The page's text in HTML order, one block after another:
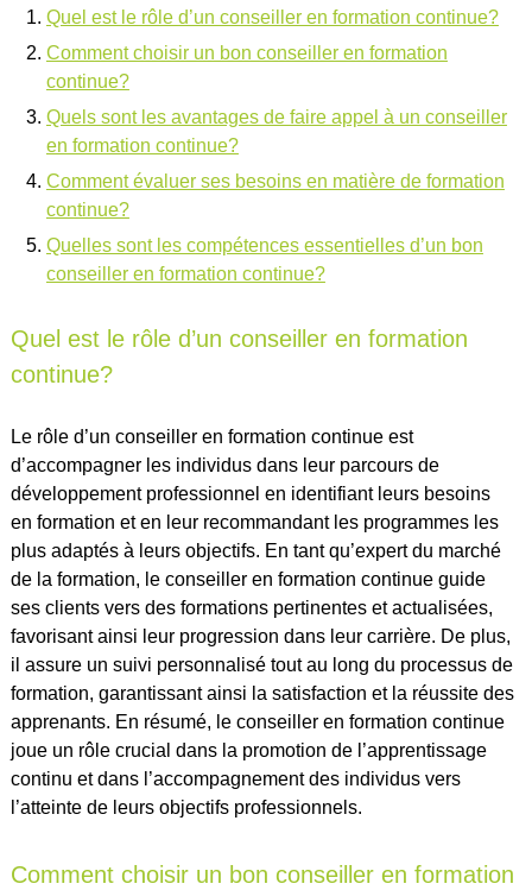
Quel est le rôle d’un conseiller en formation continue?
Comment choisir un bon conseiller en formation
continue?
Quels sont les avantages de faire appel à un conseiller
en formation continue?
Comment évaluer ses besoins en matière de formation
continue?
Quelles sont les compétences essentielles d’un bon
conseiller en formation continue?
Quel est le rôle d’un conseiller en formation
continue?
Le rôle d’un conseiller en formation continue est
d’accompagner les individus dans leur parcours de
développement professionnel en identifiant leurs besoins
en formation et en leur recommandant les programmes les
plus adaptés à leurs objectifs. En tant qu’expert du marché
de la formation, le conseiller en formation continue guide
ses clients vers des formations pertinentes et actualisées,
favorisant ainsi leur progression dans leur carrière. De plus,
il assure un suivi personnalisé tout au long du processus de
formation, garantissant ainsi la satisfaction et la réussite des
apprenants. En résumé, le conseiller en formation continue
joue un rôle crucial dans la promotion de l’apprentissage
continu et dans l’accompagnement des individus vers
l’atteinte de leurs objectifs professionnels.
Comment choisir un bon conseiller en formation